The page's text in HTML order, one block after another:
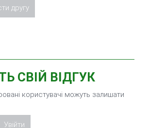
другу
СВІЙ ВІДГУК
користувачі можуть залишати
Увійти